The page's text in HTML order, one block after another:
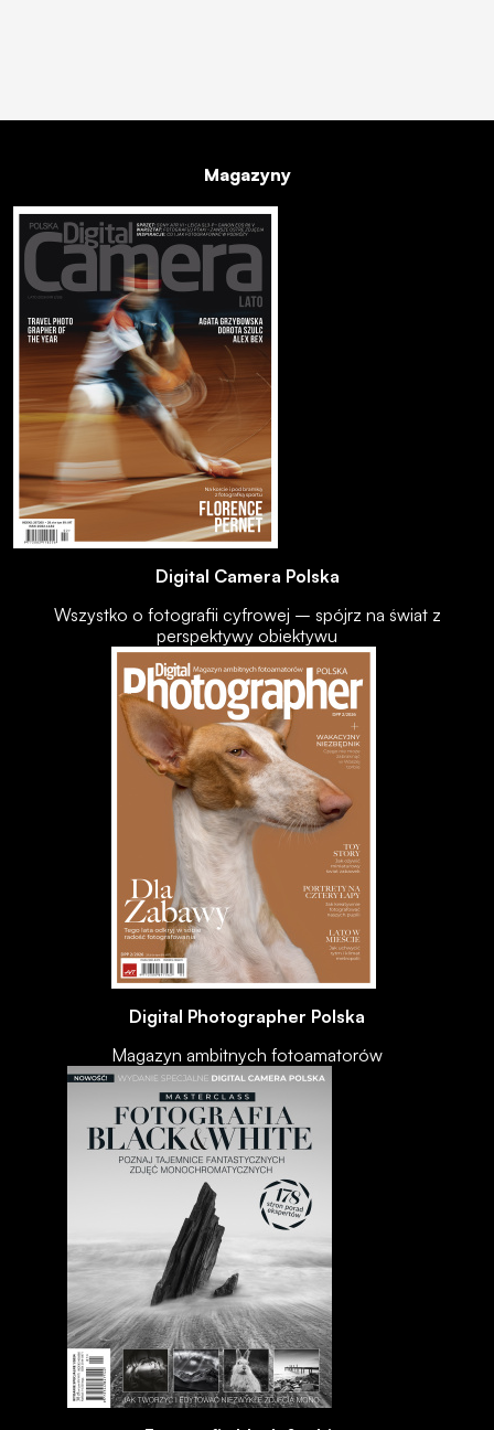
Magazyny
Digital Camera Polska
Wszystko o fotografii cyfrowej – spójrz na świat z
perspektywy obiektywu
Digital Photographer Polska
Magazyn ambitnych fotoamatorów